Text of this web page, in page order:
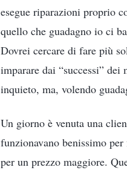
esegue riparazioni proprio
quello che guadagno io ci
Dovrei cercare di fare più
imparare dai “successi”
inquieto, ma, volendo
Un giorno è venuta una
funzionavano benissimo
per un prezzo maggiore.